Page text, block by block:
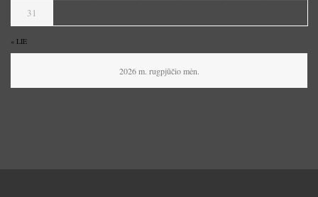
2026 m. rugpjūčio mėn.
« LIE
31